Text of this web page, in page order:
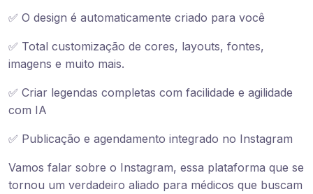
✅ O design é automaticamente criado para você
✅ Total customização de cores, layouts, fontes,
imagens e muito mais.
✅ Criar legendas completas com facilidade e agilidade
com IA
✅ Publicação e agendamento integrado no Instagram
Vamos falar sobre o Instagram, essa plataforma que se
tornou um verdadeiro aliado para médicos que buscam